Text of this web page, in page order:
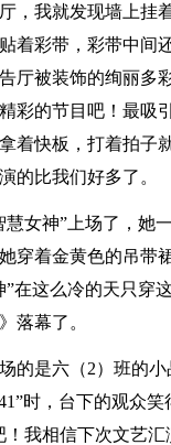
，我就发现墙上挂
着彩带，彩带中间
厅被装饰的绚丽多
彩的节目吧！最
着快板，打着拍子
的比我们好多了。
慧女神”上场了，她
穿着金黄色的吊带
”在这么冷的天只穿
落幕了。
的是六（2）班的
时，台下的观众
！我相信下次文艺